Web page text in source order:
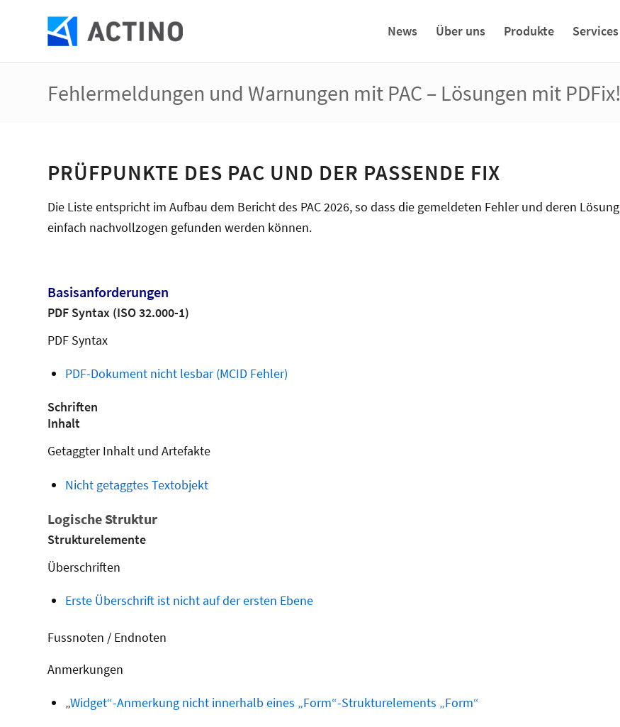
News Über uns Produkte Services
Fehlermeldungen und Warnungen mit PAC – Lösungen mit PDFix!
PRÜFPUNKTE DES PAC UND DER PASSENDE FIX
Die Liste entspricht im Aufbau dem Bericht des PAC 2026, so dass die gemeldeten Fehler und deren Lösung
einfach nachvollzogen gefunden werden können.
Basisanforderungen
PDF Syntax (ISO 32.000-1)
PDF Syntax
PDF-Dokument nicht lesbar (MCID Fehler)
Schriften
Inhalt
Getaggter Inhalt und Artefakte
Nicht getaggtes Textobjekt
Logische Struktur
Strukturelemente
Überschriften
Erste Überschrift ist nicht auf der ersten Ebene
Fussnoten / Endnoten
Anmerkungen
„Widget“-Anmerkung nicht innerhalb eines „Form“-Strukturelements „Form“